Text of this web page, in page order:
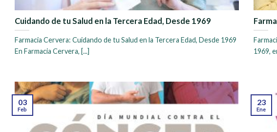
Cuidando de tu Salud en la Tercera Edad, Desde 1969
Farmacia Cervera: Cuidando de tu Salud en la Tercera Edad, Desde 1969
En Farmacia Cervera, [...]
1969,
03
Feb
23
Ene